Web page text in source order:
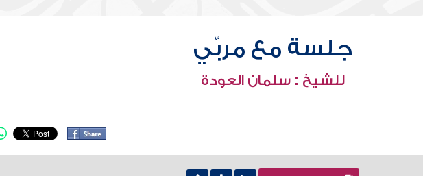
جلسة مع مربّي
للشيخ : سلمان العودة